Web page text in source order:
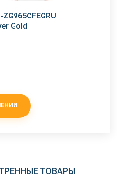
Gold
ТОВАРЫ